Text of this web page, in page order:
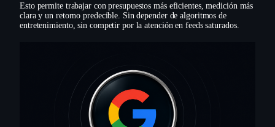
Esto permite trabajar con presupuestos más eficientes, medición más
clara y un retorno predecible. Sin depender de algoritmos de
entretenimiento, sin competir por la atención en feeds saturados.